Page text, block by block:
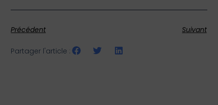
Précédent Suivant
Partager l'article :